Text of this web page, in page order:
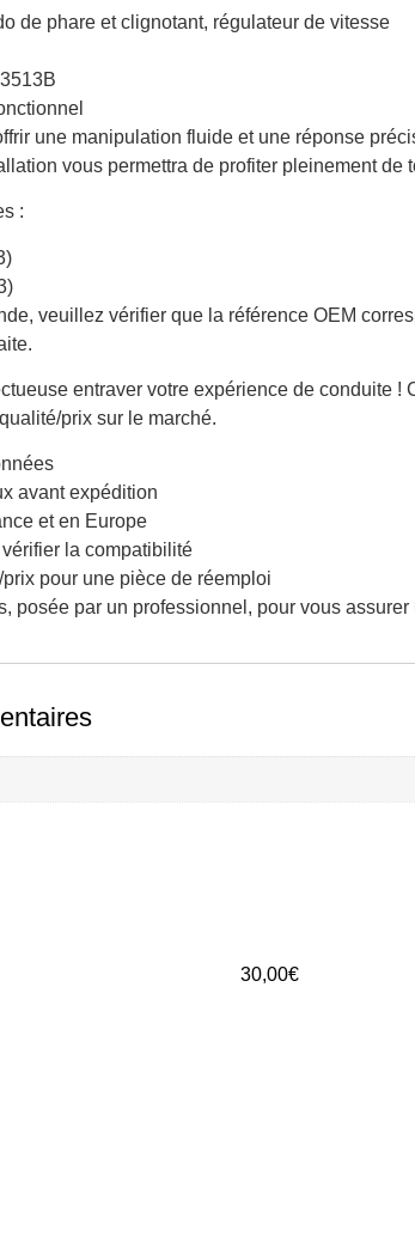
de phare et clignotant, régulateur de vitesse
une manipulation fluide et une réponse
vous permettra de profiter pleinement de
:
veuillez vérifier que la référence OEM
entraver votre expérience de conduite !
prix sur le marché.
avant expédition
et en Europe
la compatibilité
pour une pièce de réemploi
posée par un professionnel, pour vous
30,00€